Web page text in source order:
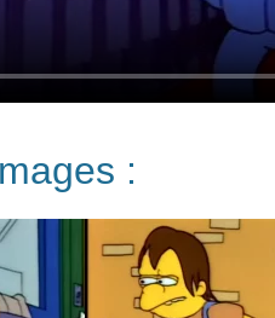
: